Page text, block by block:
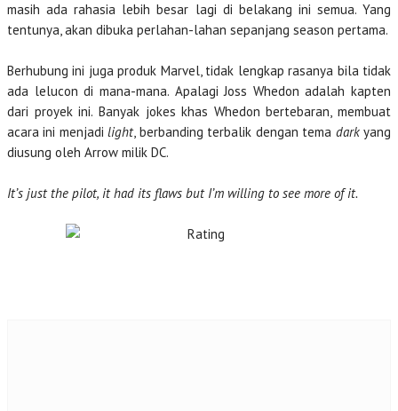
masih ada rahasia lebih besar lagi di belakang ini semua. Yang
tentunya, akan dibuka perlahan-lahan sepanjang season pertama.
Berhubung ini juga produk Marvel, tidak lengkap rasanya bila tidak
ada lelucon di mana-mana. Apalagi Joss Whedon adalah kapten
dari proyek ini. Banyak jokes khas Whedon bertebaran, membuat
acara ini menjadilight, berbanding terbalik dengan tema darkyang
diusung oleh Arrow milik DC.
It’s just the pilot, it had its flaws but I’m willing to see more of it.